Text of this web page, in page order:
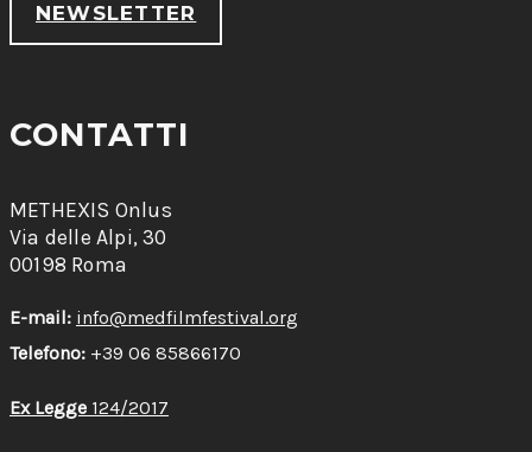
NEWSLETTER
CONTATTI
METHEXIS Onlus
Via delle Alpi, 30
00198 Roma
E-mail: info@medfilmfestival.org
Telefono: +39 06 85866170
Ex Legge 124/2017